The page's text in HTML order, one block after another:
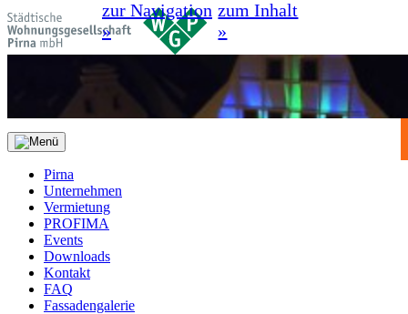
zur Navigation
»
zum Inhalt
»
Pirna
Unternehmen
Vermietung
PROFIMA
Events
Downloads
Kontakt
FAQ
Fassadengalerie